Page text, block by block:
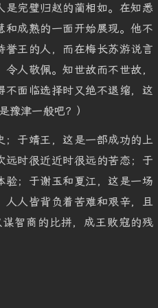
完璧归赵的蔺相如。在知悉
成熟的一面开始展现。他不
王的人，而在梅长苏游说言
人敬佩。知世故而不世故，
面临选择时又绝不退缩，这
豫津一般吧？）
；于靖王，这是一部成功的上
时很近近时很远的苦恋；于
；于谢玉和夏江，这是一场
人皆背负着苦难和艰辛，且
智商的比拼，成王败寇的残